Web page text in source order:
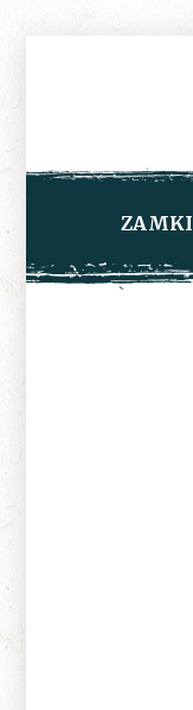
ZAMKI